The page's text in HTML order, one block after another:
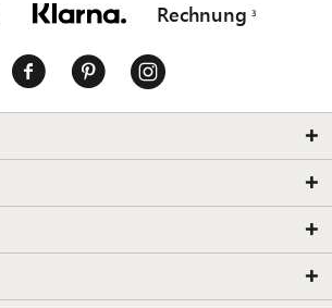
Rechnung